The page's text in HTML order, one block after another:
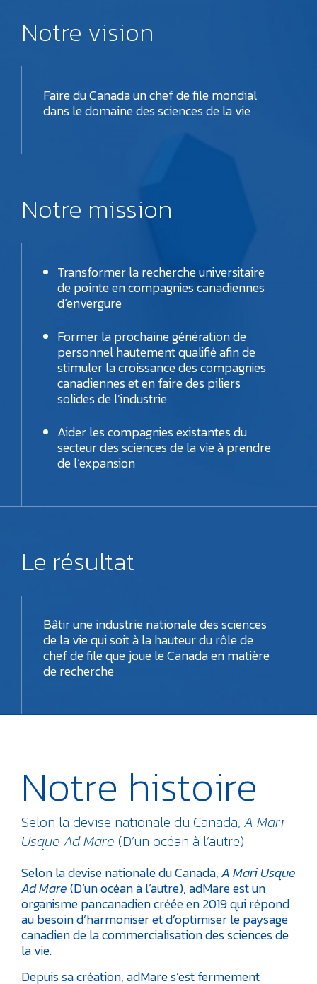
Notre vision
Faire du Canada un chef de file mondial
dans le domaine des sciences de la vie
Notre mission
Transformer la recherche universitaire
de pointe en compagnies canadiennes
d’envergure
Former la prochaine génération de
personnel hautement qualifié afin de
stimuler la croissance des compagnies
canadiennes et en faire des piliers
solides de l’industrie
Aider les compagnies existantes du
secteur des sciences de la vie à prendre
de l’expansion
Le résultat
Bâtir une industrie nationale des sciences
de la vie qui soit à la hauteur du rôle de
chef de file que joue le Canada en matière
de recherche
Notre histoire
Selon la devise nationale du Canada, A Mari
Usque Ad Mare (D’un océan à l’autre)
Selon la devise nationale du Canada,A Mari Usque
Ad Mare(D’un océan à l’autre), adMare est un
organisme pancanadien créée en 2019 qui répond
au besoin d’harmoniser et d’optimiser le paysage
canadien de la commercialisation des sciences de
la vie.
Depuis sa création, adMare s’est fermement